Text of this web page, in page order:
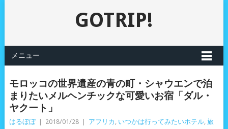
GOTRIP!
メニュー
モロッコの世界遺産の青の町・シャウエンで泊
まりたいメルヘンチックな可愛いお宿「ダル・
ヤクート」
はるぼぼ 2018/01/28 アフリカ , いつかは行ってみたいホテル, 旅